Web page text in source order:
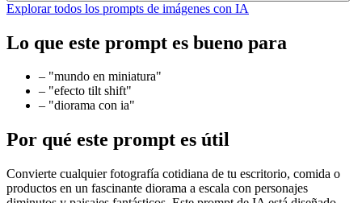
Explorar todos los prompts de imágenes con IA
Lo que este prompt es bueno para
– "mundo en miniatura"
– "efecto tilt shift"
– "diorama con ia"
Por qué este prompt es útil
Convierte cualquier fotografía cotidiana de tu escritorio, comida o
productos en un fascinante diorama a escala con personajes